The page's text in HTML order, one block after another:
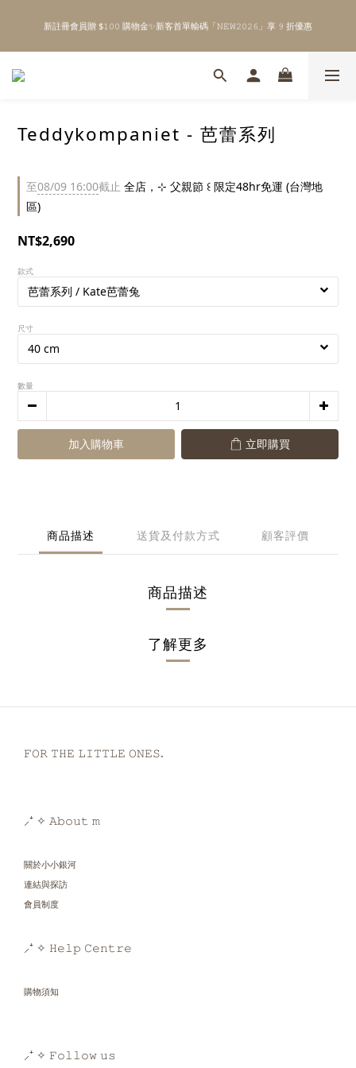
5
4
3
2
1
0
4
3
2
0 3
2
1
新註冊會員贈 $𝟷𝟶𝟶 購物金✨新客首單輸碼「𝙽𝙴𝚆𝟸𝟶𝟸𝟼」享 𝟿 折優惠
\ Welcome to 𝙻𝚒𝚝𝚝𝚕𝚎 𝙼𝚒𝚕𝚔𝚢 𝚆𝚊𝚢  ✨ For the Little Ones. /
Teddykompaniet - 芭蕾系列
至08/09 16:00截止 全店，⊹ 父親節 ꒰ 限定48hr免運 (台灣地
區)
NT$2,690
款式
尺寸
數量
加入購物車 立即購買
商品描述 送貨及付款方式 顧客評價
商品描述
了解更多
𝙵𝙾𝚁 𝚃𝙷𝙴 𝙻𝙸𝚃𝚃𝙻𝙴 𝙾𝙽𝙴𝚂.
⸝⁺ ✧ 𝙰𝚋𝚘𝚞𝚝 𝚖
關於小小銀河
連結與探訪
會員制度
⸝⁺ ✧ 𝙷𝚎𝚕𝚙 𝙲𝚎𝚗𝚝𝚛𝚎
購物須知
⸝⁺ ✧ 𝙵𝚘𝚕𝚕𝚘𝚠 𝚞𝚜